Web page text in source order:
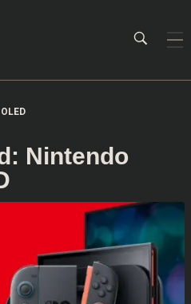
Nintendo